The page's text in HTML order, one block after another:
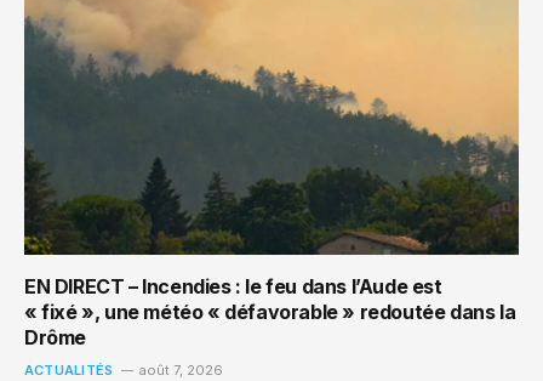
EN DIRECT – Incendies : le feu dans l’Aude est
« fixé », une météo « défavorable » redoutée dans la
Drôme
ACTUALITÉS août 7, 2026